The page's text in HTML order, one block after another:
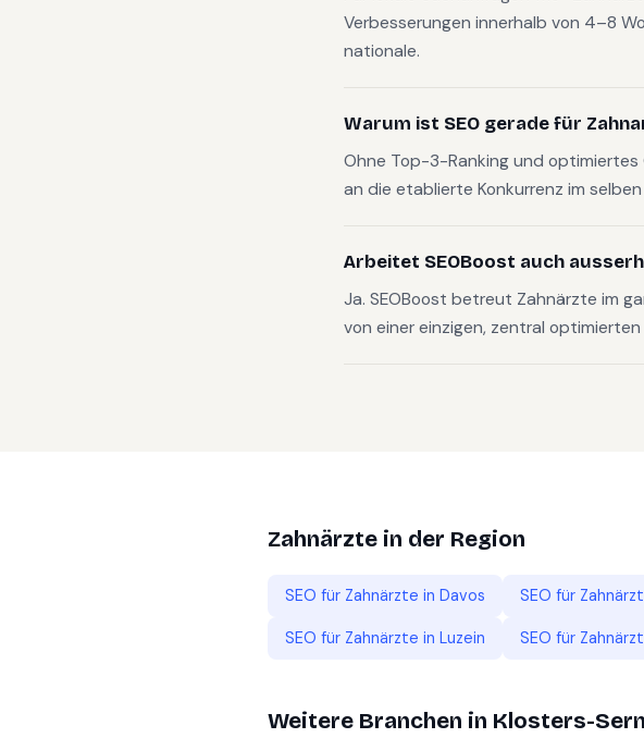
Verbesserungen innerhalb von 4–8
nationale.
Warum ist SEO gerade für
Ohne Top-3-Ranking und
an die etablierte Konkurrenz im
Arbeitet SEOBoost auch
Ja. SEOBoost betreut Zahnärzte im
von einer einzigen, zentral
Zahnärzte in der Region
SEO für Zahnärzte in Davos SEO für
SEO für Zahnärzte in Luzein SEO für
Weitere Branchen in Klosters-